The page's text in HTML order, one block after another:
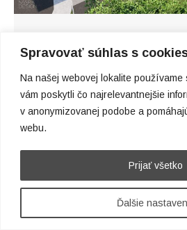
Spravovať súhlas s
Na našej webovej lokalite
vám poskytli čo najrelevantnejšie
v anonymizovanej podobe a
webu.
Ďalšie
Prijať všetko
Bylimitless 9. mája 2023